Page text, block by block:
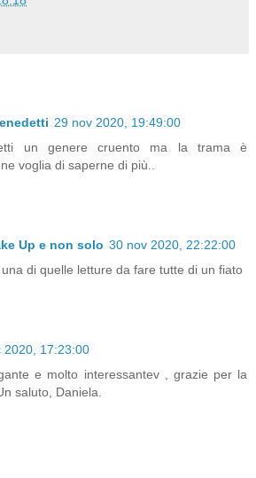
29 nov 2020, 19:49:00
un genere cruento ma la trama è
voglia di saperne di più..
Up e non solo 30 nov 2020, 22:22:00
di quelle letture da fare tutte di un fiato
2020, 17:23:00
e molto interessantev , grazie per la
saluto, Daniela.